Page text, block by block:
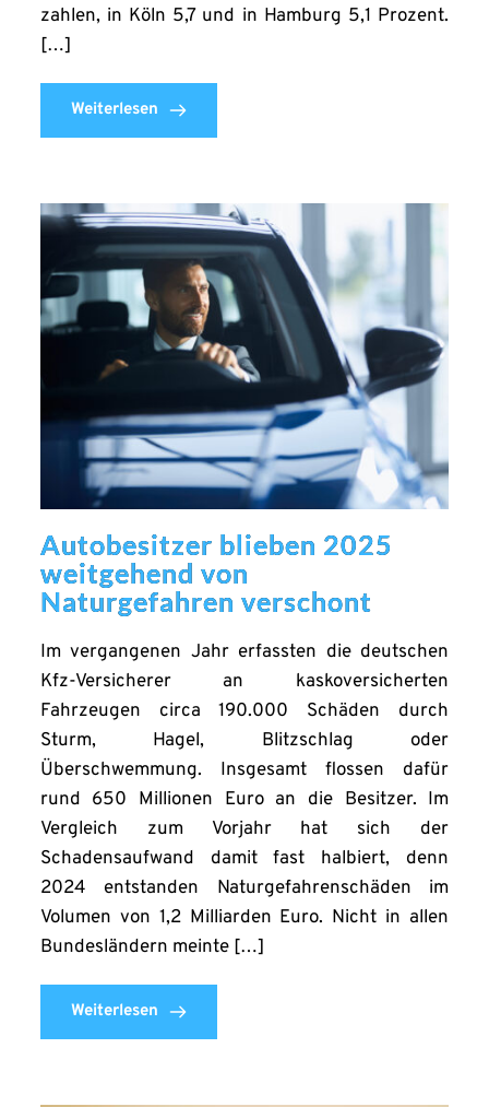
zahlen, in Köln 5,7 und in Hamburg 5,1 Prozent.
[…]
Weiterlesen
Autobesitzer blieben 2025
weitgehend von
Naturgefahren verschont
Im vergangenen Jahr erfassten die deutschen
Kfz-Versicherer an kaskoversicherten
Fahrzeugen circa 190.000 Schäden durch
Sturm, Hagel, Blitzschlag oder
Überschwemmung. Insgesamt flossen dafür
rund 650 Millionen Euro an die Besitzer. Im
Vergleich zum Vorjahr hat sich der
Schadensaufwand damit fast halbiert, denn
2024 entstanden Naturgefahrenschäden im
Volumen von 1,2 Milliarden Euro. Nicht in allen
Bundesländern meinte […]
Weiterlesen